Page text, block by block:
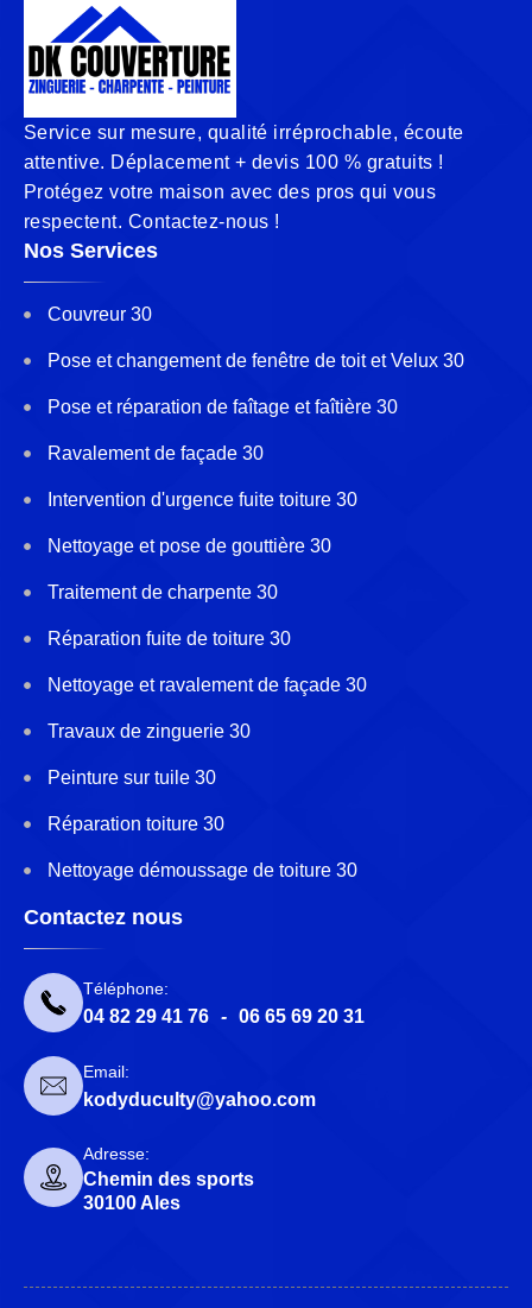
Service sur mesure, qualité irréprochable, écoute
attentive. Déplacement + devis 100 % gratuits !
Protégez votre maison avec des pros qui vous
respectent. Contactez-nous !
Nos Services
Couvreur 30
Pose et changement de fenêtre de toit et Velux 30
Pose et réparation de faîtage et faîtière 30
Ravalement de façade 30
Intervention d'urgence fuite toiture 30
Nettoyage et pose de gouttière 30
Traitement de charpente 30
Réparation fuite de toiture 30
Nettoyage et ravalement de façade 30
Travaux de zinguerie 30
Peinture sur tuile 30
Réparation toiture 30
Nettoyage démoussage de toiture 30
Contactez nous
Téléphone:
04 82 29 41 76 - 06 65 69 20 31
Email:
kodyduculty@yahoo.com
Adresse:
Chemin des sports
30100 Ales